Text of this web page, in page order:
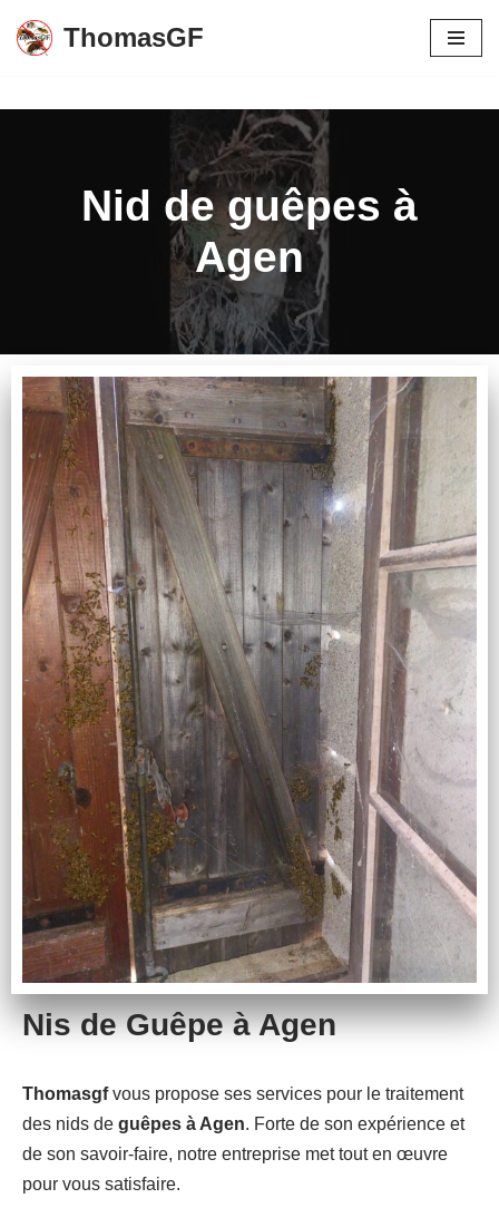
Aller
ThomasGF
Nid de guêpes à
Agen
Nis de Guêpe à Agen
Thomasgfvous propose ses services pour le traitement
des nids de guêpes à Agen. Forte de son expérience et
de son savoir-faire, notre entreprise met tout en œuvre
pour vous satisfaire.